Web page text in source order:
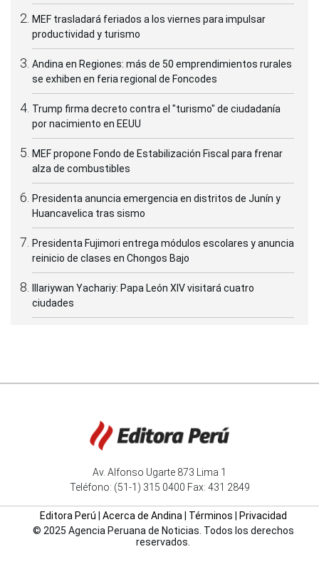
MEF trasladará feriados a los viernes para impulsar
productividad y turismo
Andina en Regiones: más de 50 emprendimientos rurales
se exhiben en feria regional de Foncodes
Trump firma decreto contra el "turismo" de ciudadanía
por nacimiento en EEUU
MEF propone Fondo de Estabilización Fiscal para frenar
alza de combustibles
Presidenta anuncia emergencia en distritos de Junín y
Huancavelica tras sismo
Presidenta Fujimori entrega módulos escolares y anuncia
reinicio de clases en Chongos Bajo
Illariywan Yachariy: Papa León XIV visitará cuatro
ciudades
Av. Alfonso Ugarte 873 Lima 1
Teléfono: (51-1) 315 0400 Fax: 431 2849
Editora Perú Acerca de Andina| Términos
Privacidad
© 2025 Agencia Peruana de Noticias. Todos los derechos
reservados.